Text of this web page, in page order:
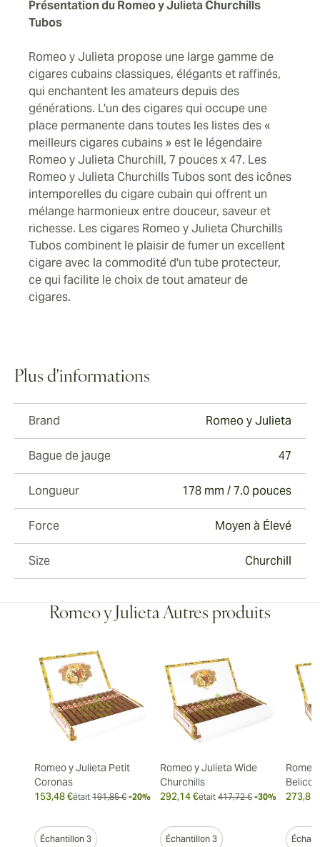
Présentation du Romeo y Julieta Churchills
Tubos
Romeo y Julieta propose une large gamme de
cigares cubains classiques, élégants et raffinés,
qui enchantent les amateurs depuis des
générations. L'un des cigares qui occupe une
place permanente dans toutes les listes des «
meilleurs cigares cubains » est le légendaire
Romeo y Julieta Churchill, 7 pouces x 47. Les
Romeo y Julieta Churchills Tubos sont des icônes
intemporelles du cigare cubain qui offrent un
mélange harmonieux entre douceur, saveur et
richesse. Les cigares Romeo y Julieta Churchills
Tubos combinent le plaisir de fumer un excellent
cigare avec la commodité d'un tube protecteur,
ce qui facilite le choix de tout amateur de
cigares.
Plus d'informations
Brand Romeo y Julieta
Bague de jauge 47
Longueur 178 mm / 7.0 pouces
Force Moyen à Élevé
Size Churchill
Romeo y Julieta Autres produits
Romeo y Julieta Petit
Coronas
153,48 €était 191,85 € -20%
Échantillon 3
Romeo y Julieta Wide
Churchills
292,14 €était 417,72 € -30%
Échantillon 3
273,83